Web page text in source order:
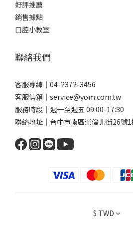
推薦的清潔利器。 你可以依照自己的矯
使用，達到更全面的清潔效果唷。1. 沖
壓水流沖洗牙縫、牙齦溝與矯正器周圍
或牙線。使用方式建議：調整水柱強度
流能「從下往上／從旁邊往中間」滲入
潔階段使用，幫助沖走刷牙／牙線之後
專用牙刷（V字型/分段刷毛設計）因為
通牙刷的刷毛難以完全接觸到矯正器下
的輪廓。使用方式建議：斜角（45°）刷
後來回約10～15下，慢慢刷，不急。 刷
記得用刷頭尖端清刷矯正器邊緣。3. 牙
圍常有刷不到的縫隙，牙間刷與單束毛
刷：刷頭較小、刷毛呈圓/圓柱狀，適合
縫隙。使用時將牙間刷輕插入縫隙，前
好評推薦
銷售據點
口腔小教室
聯絡我們
客服專線｜04-2372-3456
客服信箱｜service@yom.com.tw
服務時段｜週一至週五 09:00-17:30
聯絡地址｜台中市南區崇倫北街26號
$ TWD